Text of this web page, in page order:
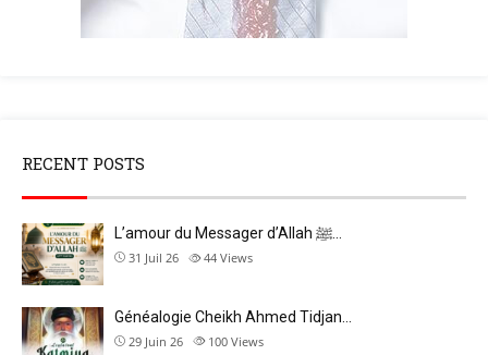
RECENT POSTS
L’amour du Messager d’Allah ﷺ…
31 Juil 26 44 Views
Généalogie Cheikh Ahmed Tidjan…
29 Juin 26 100 Views